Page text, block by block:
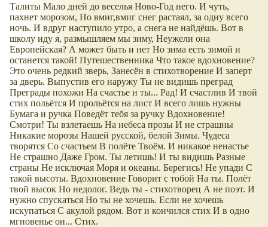
Талиты Мало дней до веселья Ново-Год него. И чуть,
пахнет морозом, Но вмиг,вмиг снег растаял, за одну всего
ночь. И вдруг наступило утро, а снега не найдёшь. Вот в
школу иду я, размышляем мы зиму, Неужели она
Европейская? А может быть и нет Но зима есть зимой и
останется такой! Путешественника Что такое вдохновение?
Это очень редкий зверь, Занесён в стихотворение И заперт
за дверь. Выпустив его наружу Ты не видишь преград
Преграды похожи На счастье и ты... Рад! И счастлив И твой
стих польётся И прольётся на лист И всего лишь нужны
Бумага и ручка Поведёт тебя за ручку Вдохновение!
Смотри! Ты взлетаешь На небеса прозы И не страшны
Никакие морозы Нашей русской, белой Зимы. Чудеса
творятся Со счастьем В полёте Твоём. И никакое ненастье
Не страшно Даже Гром. Ты летишь! И ты видишь Разные
страны Не исключая Моря и океаны. Берегись! Не упади С
такой высоты. Вдохновение Говорит с тобой На ты. Полёт
твой высок Но недолог. Ведь ты - стихотворец А не поэт. И
нужно спускаться Но ты не хочешь. Если не хочешь
искупаться С акулой рядом. Вот и кончился стих И в одно
мгновенье он... Стих.